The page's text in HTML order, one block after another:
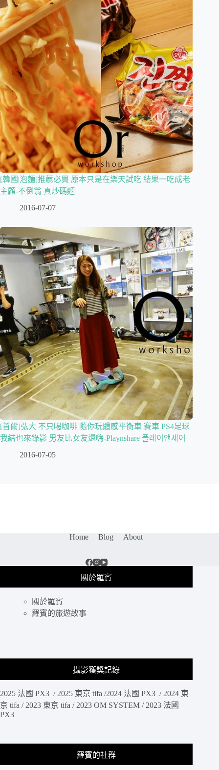
[韓國|泡麵]推薦必買 原本只是在樂天試吃 結果一吃成老
主顧-不倒翁 真炒碼麵
2016-07-07
[首爾]弘大 不只喝咖啡 隨你玩體感平衡車 賽車 PS4足球
我結也來錄影 男友比女友還嗨-Playnshare 플레이앤셰어
2016-07-05
Home Blog About
關於羅賓
關於羅賓
羅賓的旅遊故事
攝影獲獎記錄
2025 法國 PX3 / 2025 東京 tifa /2024 法國 PX3 / 2024 東
京 tifa / 2023 東京 tifa / 2023 OM SYSTEM / 2023 法國
PX3
羅賓的社群